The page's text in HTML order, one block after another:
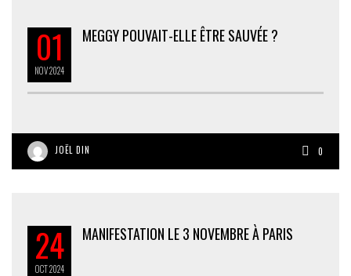
01
NOV2024
MEGGY POUVAIT-ELLE ÊTRE SAUVÉE ?
JOËL DIN 0
24
OCT2024
MANIFESTATION LE 3 NOVEMBRE À PARIS